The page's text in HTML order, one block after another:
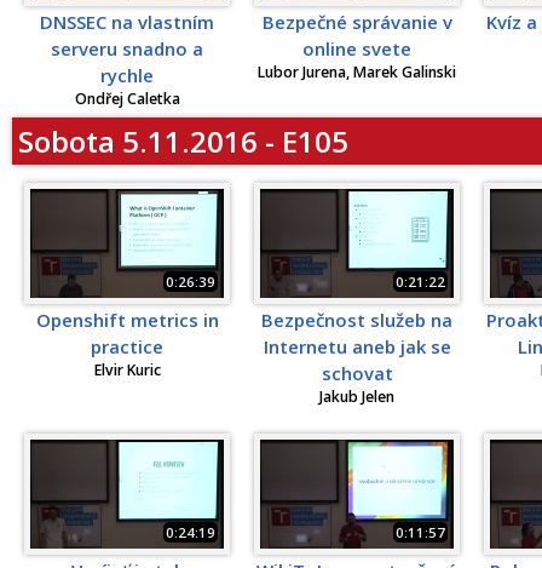
DNSSEC na vlastním
serveru snadno a
rychle
Ondřej Caletka
Bezpečné správanie v
online svete
Lubor Jurena, Marek Galinski
Kvíz
Sobota 5.11.2016 - E105
0:26:39
Openshift metrics in
practice
Elvir Kuric
0:21:22
Bezpečnost služeb na
Internetu aneb jak se
schovat
Jakub Jelen
0:24:19 0:11:57